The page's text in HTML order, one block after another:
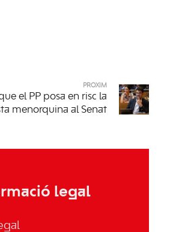
PRÒXIM
el PP posa en risc la
menorquina al Senat
legal